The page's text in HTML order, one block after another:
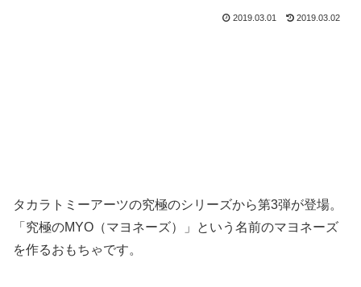
2019.03.01 2019.03.02
タカラトミーアーツの究極のシリーズから第3弾が登場。
「究極のMYO（マヨネーズ）」という名前のマヨネーズ
を作るおもちゃです。